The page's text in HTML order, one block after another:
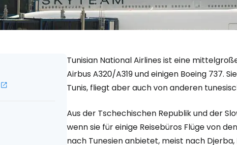
Tunisian National Airlines ist eine
Airbus A320/A319 und einigen Boeing 737.
Tunis, fliegt aber auch von anderen
Aus der Tschechischen Republik und der
wenn sie für einige Reisebüros Flüge von
nach Tunesien anbietet, meist nach Djerba,
... die weltweite